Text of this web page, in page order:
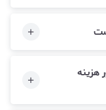
هزینه